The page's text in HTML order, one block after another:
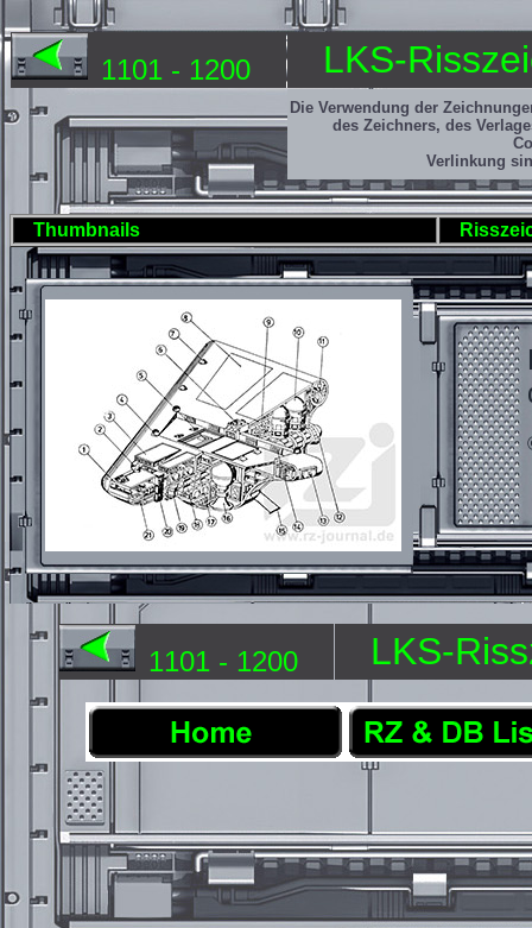
1101 - 1200 LKS-
Die Verwendung der
des Zeichners, des
Verlinkung
Thumbnails
1101 - 1200 LKS-